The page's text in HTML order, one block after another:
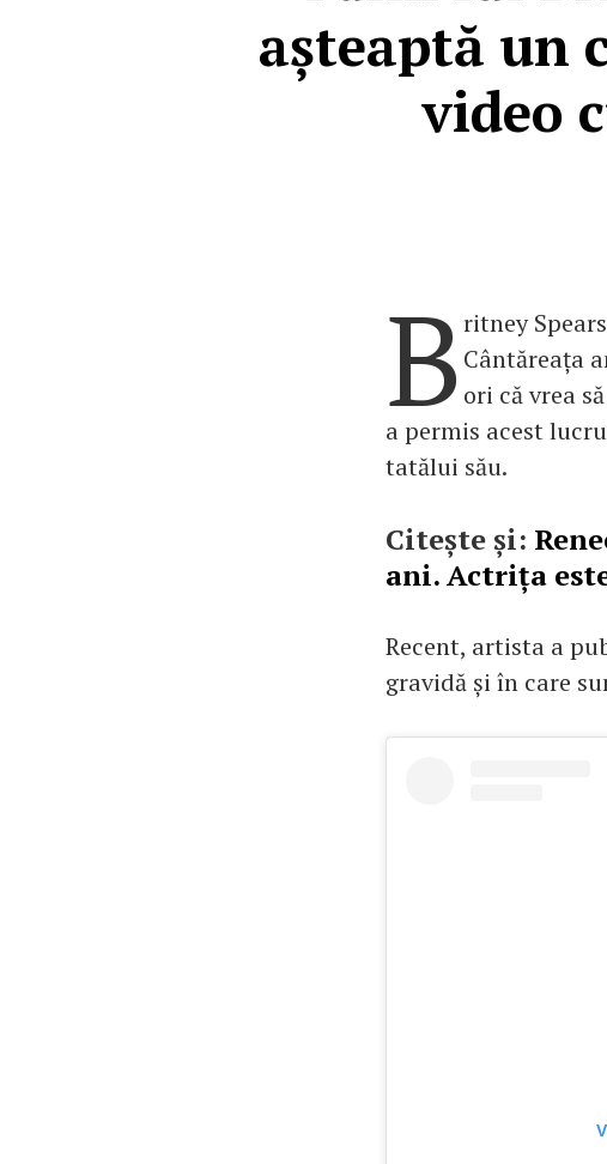
așteaptă un
video
B ritney
Cântăreața
ori că vrea
a permis acest
tatălui său.
Citește și:
ani. Actrița
Recent, artista a
gravidă și în care